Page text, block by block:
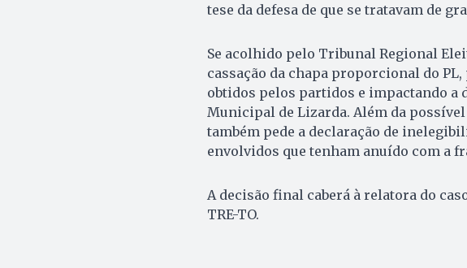
tese da defesa de que se tratavam de
Se acolhido pelo Tribunal Regional
cassação da chapa proporcional do
obtidos pelos partidos e impactando a
Municipal de Lizarda. Além da
também pede a declaração de
envolvidos que tenham anuído com a
A decisão final caberá à relatora do
TRE-TO.